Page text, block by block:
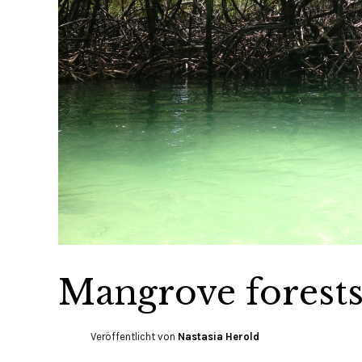
Mangrove
Veröffentlicht von Nastasia Herold